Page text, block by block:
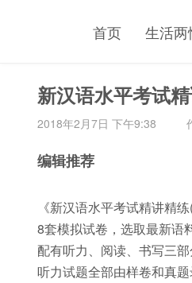
首页 生活两
新汉语水平考试
2018年2月7日 下午9:38
编辑推荐
《新汉语水平考试精讲精
8套模拟试卷，选取最新语
配有听力、阅读、书写三
听力试题全部由样卷和真